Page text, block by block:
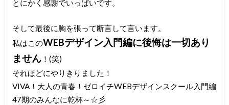
とにかく感謝でいっぱいです。
そして最後に胸を張って断言して言います。
私はこのWEBデザイン入門編に後悔は一切あり
ません！(笑)
それほどにやりきりました！
VIVA！大人の青春！ゼロイチWEBデザインスクール入門編
47期のみんなに乾杯～☆彡